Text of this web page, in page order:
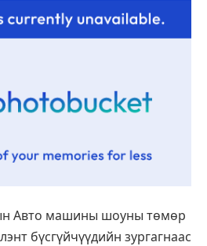
Авто машины шоуны төмөр
бүсгүйчүүдийн зургагнаас